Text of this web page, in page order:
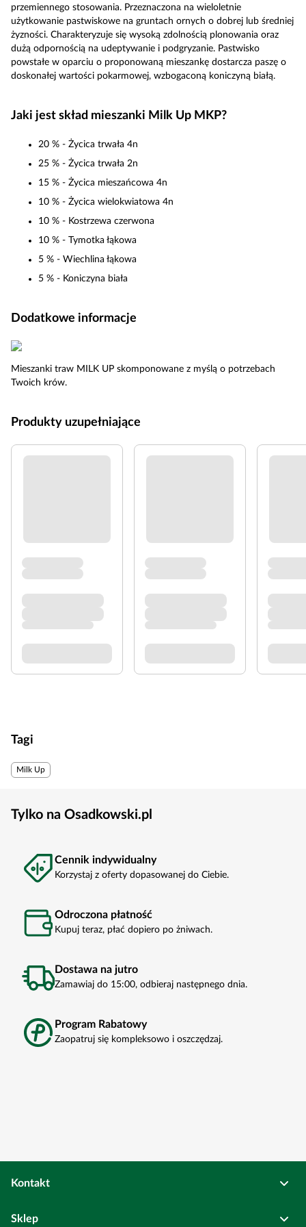
przemiennego stosowania. Przeznaczona na wieloletnie
użytkowanie pastwiskowe na gruntach ornych o dobrej lub średniej
żyzności. Charakteryzuje się wysoką zdolnością plonowania oraz
dużą odpornością na udeptywanie i podgryzanie. Pastwisko
powstałe w oparciu o proponowaną mieszankę dostarcza paszę o
doskonałej wartości pokarmowej, wzbogaconą koniczyną białą.
Jaki jest skład mieszanki Milk Up MKP?
20 % - Życica trwała 4n
25 % - Życica trwała 2n
15 % - Życica mieszańcowa 4n
10 % - Życica wielokwiatowa 4n
10 % - Kostrzewa czerwona
10 % - Tymotka łąkowa
5 % - Wiechlina łąkowa
5 % - Koniczyna biała
Dodatkowe informacje
Mieszanki traw MILK UP skomponowane z myślą o potrzebach
Twoich krów.
Produkty uzupełniające
Tagi
Milk Up
Tylko na Osadkowski.pl
Cennik indywidualny
Korzystaj z oferty dopasowanej do Ciebie.
Odroczona płatność
Kupuj teraz, płać dopiero po żniwach.
Dostawa na jutro
Zamawiaj do 15:00, odbieraj następnego dnia.
Program Rabatowy
Zaopatruj się kompleksowo i oszczędzaj.
Kontakt
Bierutów
Sklep